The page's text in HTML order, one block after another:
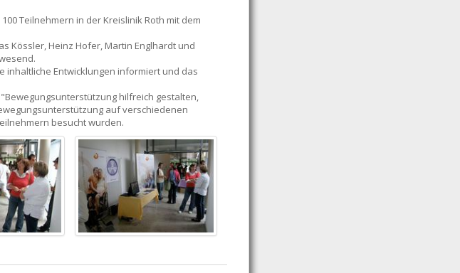
Teilnehmern in der Kreislinik Roth mit dem
Kössler, Heinz Hofer, Martin Englhardt und
inhaltliche Entwicklungen informiert und das
hilfreich gestalten,
auf verschiedenen
besucht wurden.